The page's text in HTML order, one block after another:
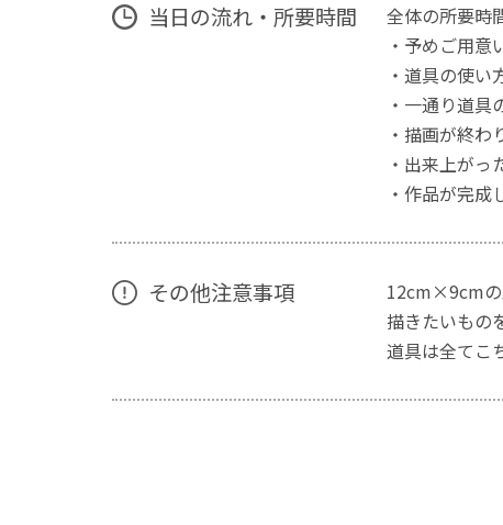
当日の流れ・所要時間
全体の所要
・予めご用意
・道具の使い
・一通り道具
・描画が終わ
・出来上がっ
・作品が完成
その他注意事項
12cm×9cmの
描きたいもの
道具は全てこ